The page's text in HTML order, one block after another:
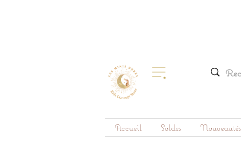
Accueil Soldes Nouveautés